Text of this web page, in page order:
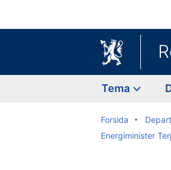
Tema
Forsida
Energiminister